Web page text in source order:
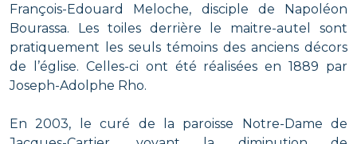
François-Edouard Meloche, disciple de Napoléon
Bourassa. Les toiles derrière le maitre-autel sont
pratiquement les seuls témoins des anciens décors
de l’église. Celles-ci ont été réalisées en 1889 par
Joseph-Adolphe Rho.
En 2003, le curé de la paroisse Notre-Dame de